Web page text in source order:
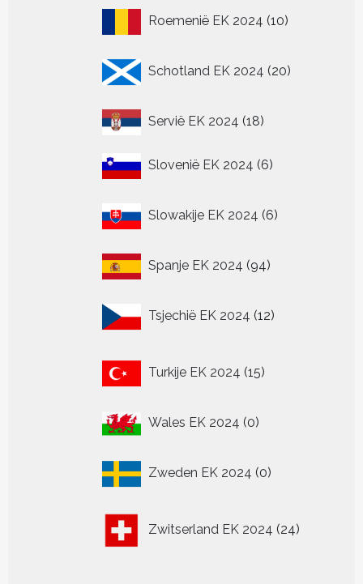
Roemenië EK 2024 1010
Schotland EK 2024 20
producten
Servië EK 2024 1818
Slovenië EK 2024 66
Slowakije EK 2024 6
producten
Spanje EK 2024 9494
Tsjechië EK 2024 12
producten
Turkije EK 2024 15
producten
Wales EK 2024 00
Zweden EK 2024 0
producten
Zwitserland EK 2024 24
producten